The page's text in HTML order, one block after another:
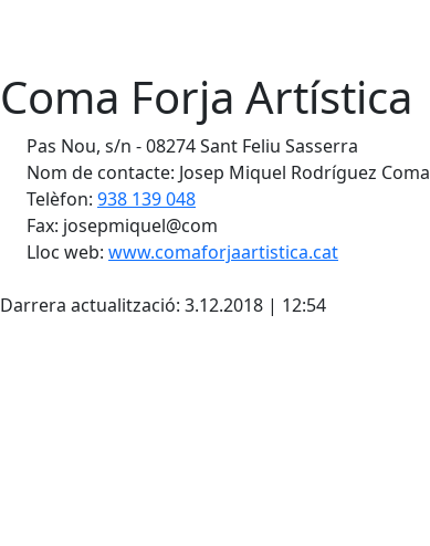
Coma Forja Artística
Pas Nou, s/n - 08274 Sant Feliu Sasserra
Nom de contacte: Josep Miquel Rodríguez Coma
Telèfon: 938 139 048
Fax: josepmiquel@com
Lloc web: www.comaforjaartistica.cat
Darrera actualització: 3.12.2018 | 12:54